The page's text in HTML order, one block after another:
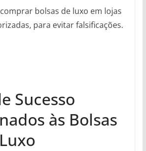
bolsas de luxo em lojas
para evitar falsificações.
Sucesso
às Bolsas